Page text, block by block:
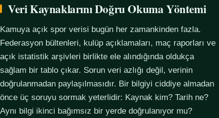
Veri Kaynaklarını Doğru Okuma Yöntemi
Kamuya açık spor verisi bugün her zamankinden fazla.
Federasyon bültenleri, kulüp açıklamaları, maç raporları ve
açık istatistik arşivleri birlikte ele alındığında oldukça
sağlam bir tablo çıkar. Sorun veri azlığı değil, verinin
doğrulanmadan paylaşılmasıdır. Bir bilgiyi ciddiye almadan
önce üç soruyu sormak yeterlidir: Kaynak kim? Tarih ne?
Aynı bilgi ikinci bağımsız bir yerde doğrulanıyor mu?